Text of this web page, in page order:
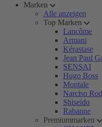
Marken
Alle anzeigen
Top Marken
Lancôme
Armani
Kérastase
Jean Paul
SENSAI
Hugo Boss
Montale
Narciso
Shiseido
Rabanne
Premiummarken